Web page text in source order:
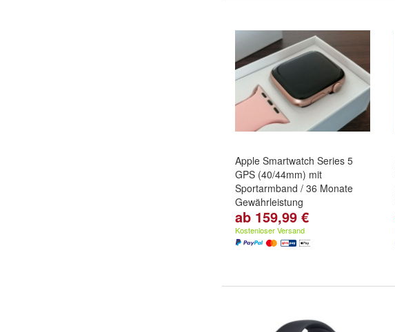
Apple Smartwatch Series 5
GPS (40/44mm) mit
Sportarmband / 36 Monate
Gewährleistung
Gehäuse - Größe:
44 mm
ab 159,99 €
Kostenloser Versand